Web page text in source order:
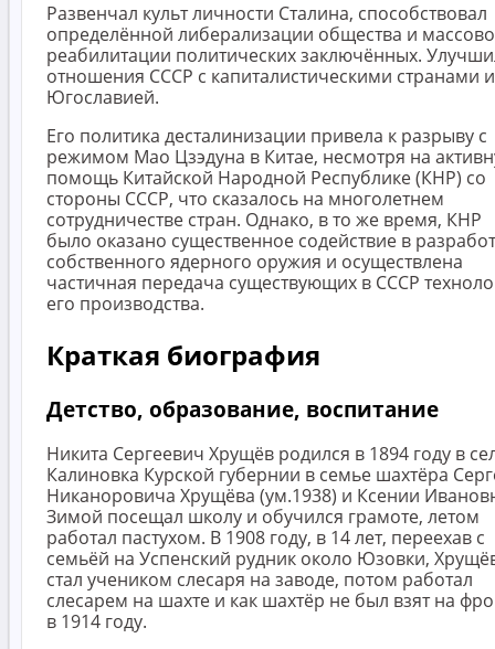
Развенчал культ личности Сталина, способствовал
определённой либерализации общества и
реабилитации политических заключённых.
отношения СССР с капиталистическими странами и
Югославией.
Его политика десталинизации привела к разрыву с
режимом Мао Цзэдуна в Китае, несмотря на
помощь Китайской Народной Республике (КНР) со
стороны СССР, что сказалось на многолетнем
сотрудничестве стран. Однако, в то же время, КНР
было оказано существенное содействие в
собственного ядерного оружия и осуществлена
частичная передача существующих в СССР
его производства.
Краткая биография
Детство, образование, воспитание
Никита Сергеевич Хрущёв родился в 1894 году в
Калиновка Курской губернии в семье шахтёра
Никаноровича Хрущёва (ум.1938) и Ксении
Зимой посещал школу и обучился грамоте, летом
работал пастухом. В 1908 году, в 14 лет, переехав с
семьёй на Успенский рудник около Юзовки,
стал учеником слесаря на заводе, потом работал
слесарем на шахте и как шахтёр не был взят на
в 1914 году.